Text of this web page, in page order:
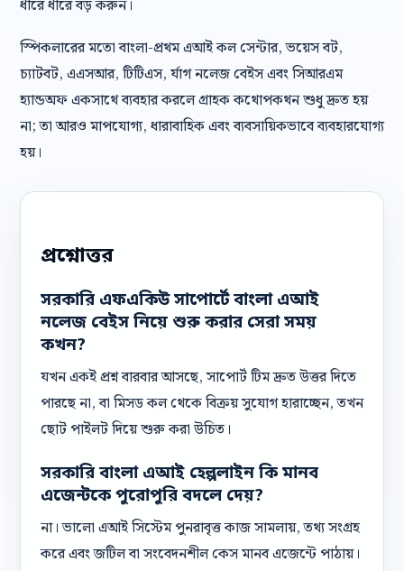
ধীরে ধীরে বড় করুন।
স্পিকলারের মতো বাংলা-প্রথম এআই কল সেন্টার, ভয়েস বট,
চ্যাটবট, এএসআর, টিটিএস, র্যাগ নলেজ বেইস এবং সিআরএম
হ্যান্ডঅফ একসাথে ব্যবহার করলে গ্রাহক কথোপকথন শুধু দ্রুত হয়
না; তা আরও মাপযোগ্য, ধারাবাহিক এবং ব্যবসায়িকভাবে ব্যবহারযোগ্য
হয়।
প্রশ্নোত্তর
সরকারি এফএকিউ সাপোর্টে বাংলা এআই
নলেজ বেইস নিয়ে শুরু করার সেরা সময়
কখন?
যখন একই প্রশ্ন বারবার আসছে, সাপোর্ট টিম দ্রুত উত্তর দিতে
পারছে না, বা মিসড কল থেকে বিক্রয় সুযোগ হারাচ্ছেন, তখন
ছোট পাইলট দিয়ে শুরু করা উচিত।
সরকারি বাংলা এআই হেল্পলাইন কি মানব
এজেন্টকে পুরোপুরি বদলে দেয়?
না। ভালো এআই সিস্টেম পুনরাবৃত্ত কাজ সামলায়, তথ্য সংগ্রহ
করে এবং জটিল বা সংবেদনশীল কেস মানব এজেন্টে পাঠায়।